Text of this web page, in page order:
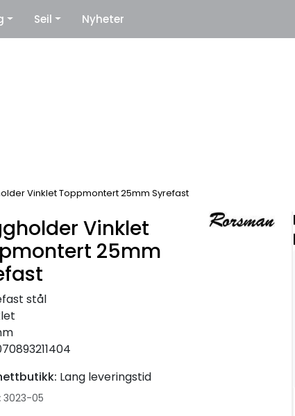
Seil Nyheter
Vinklet Toppmontert 25mm Syrefast
Vinklet
25mm
stål
Lang leveringstid
3023-05